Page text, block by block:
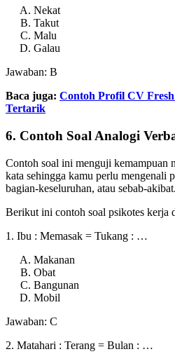
Nekat
Takut
Malu
Galau
Jawaban: B
Baca juga: Contoh Profil CV
Tertarik
6. Contoh Soal Analogi
Contoh soal ini menguji kemampuan
kata sehingga kamu perlu mengenali
bagian-keseluruhan, atau sebab-akibat.
Berikut ini contoh soal psikotes kerja
1. Ibu : Memasak = Tukang : …
Makanan
Obat
Bangunan
Mobil
Jawaban: C
2. Matahari : Terang = Bulan : …